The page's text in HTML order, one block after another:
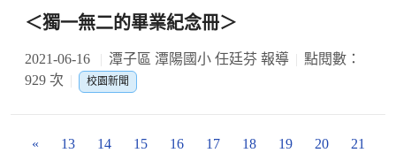
＜獨一無二的畢業紀念冊＞
2021-06-16 潭子區 潭陽國小 任廷芬 報導
點閱數：
929 次
校園新聞
« 13 14 15 16 17 18 19 20 21